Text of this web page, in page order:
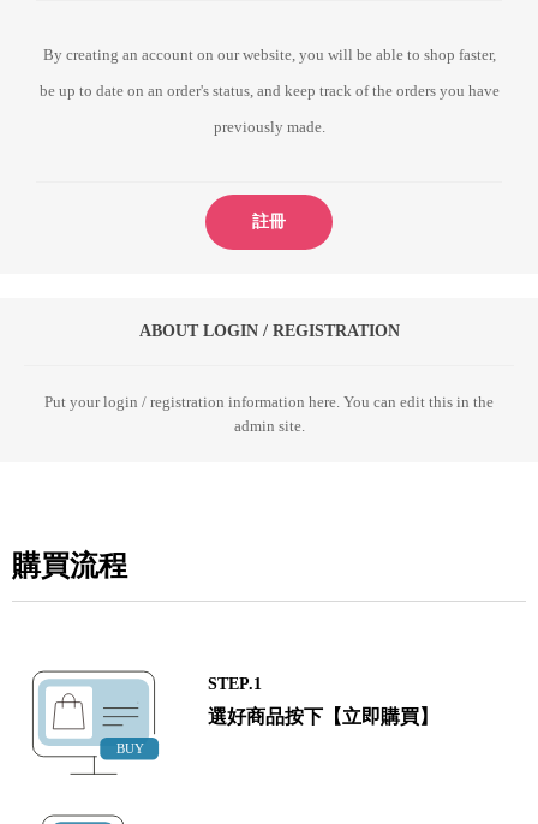
By creating an account on our website, you will be able to shop faster,
be up to date on an order's status, and keep track of the orders you have
previously made.
註冊
ABOUT LOGIN / REGISTRATION
Put your login / registration information here. You can edit this in the
admin site.
購買流程
STEP.1
選好商品按下【立即購買】